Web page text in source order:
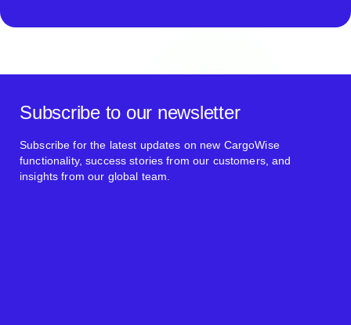
Subscribe to our newsletter
Subscribe for the latest updates on new CargoWise
functionality, success stories from our customers, and
insights from our global team.